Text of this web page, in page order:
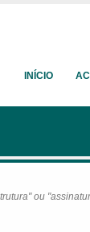
INÍCIO
ou